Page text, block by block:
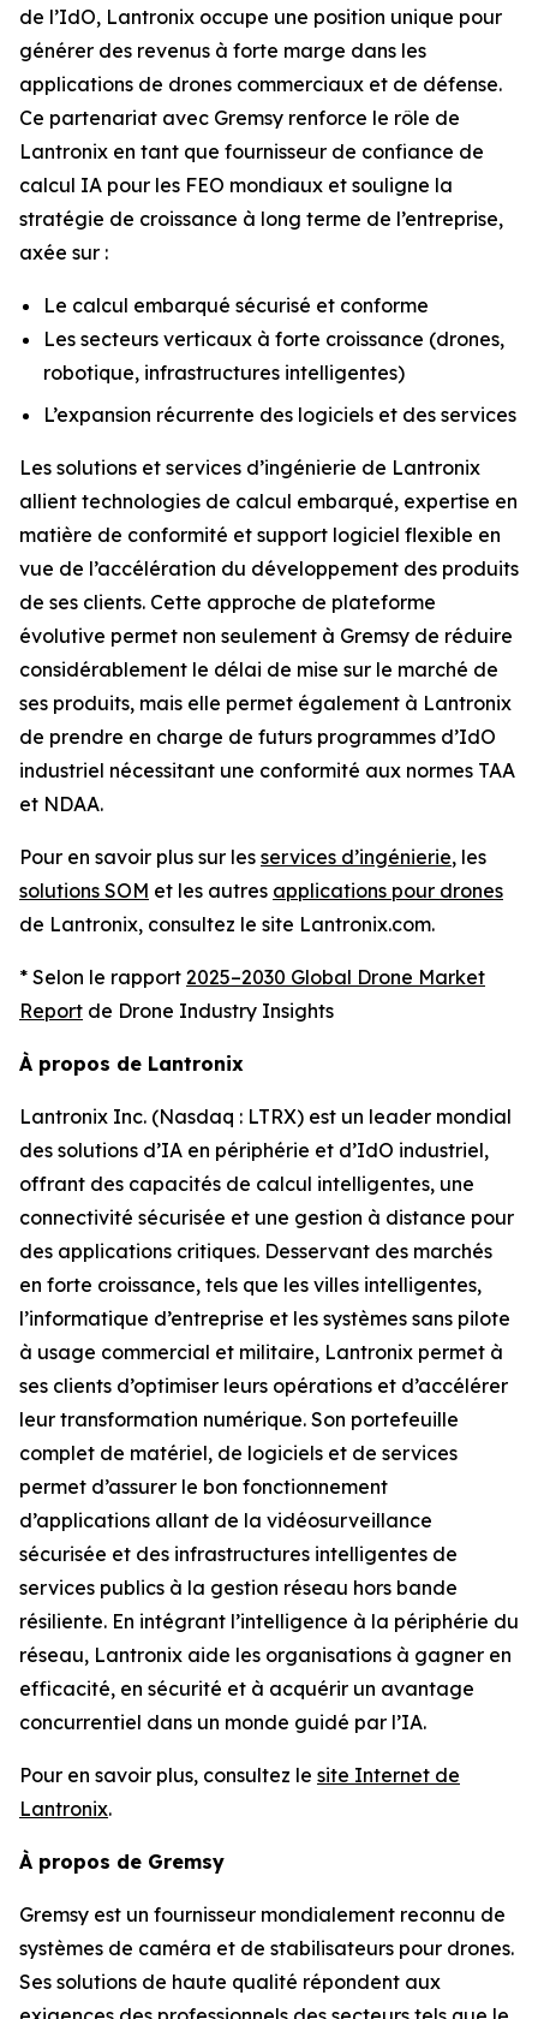
de l’IdO, Lantronix occupe une position unique pour
générer des revenus à forte marge dans les
applications de drones commerciaux et de défense.
Ce partenariat avec Gremsy renforce le rôle de
Lantronix en tant que fournisseur de confiance de
calcul IA pour les FEO mondiaux et souligne la
stratégie de croissance à long terme de l’entreprise,
axée sur :
Le calcul embarqué sécurisé et conforme
Les secteurs verticaux à forte croissance (drones,
robotique, infrastructures intelligentes)
L’expansion récurrente des logiciels et des services
Les solutions et services d’ingénierie de Lantronix
allient technologies de calcul embarqué, expertise en
matière de conformité et support logiciel flexible en
vue de l’accélération du développement des produits
de ses clients. Cette approche de plateforme
évolutive permet non seulement à Gremsy de réduire
considérablement le délai de mise sur le marché de
ses produits, mais elle permet également à Lantronix
de prendre en charge de futurs programmes d’IdO
industriel nécessitant une conformité aux normes TAA
et NDAA.
Pour en savoir plus sur les services d’ingénierie, les
solutions SOM et les autres applications pour drones
de Lantronix, consultez le site Lantronix.com.
* Selon le rapport 2025–2030 Global Drone Market
Report de Drone Industry Insights
À propos de Lantronix
Lantronix Inc. (Nasdaq : LTRX) est un leader mondial
des solutions d’IA en périphérie et d’IdO industriel,
offrant des capacités de calcul intelligentes, une
connectivité sécurisée et une gestion à distance pour
des applications critiques. Desservant des marchés
en forte croissance, tels que les villes intelligentes,
l’informatique d’entreprise et les systèmes sans pilote
à usage commercial et militaire, Lantronix permet à
ses clients d’optimiser leurs opérations et d’accélérer
leur transformation numérique. Son portefeuille
complet de matériel, de logiciels et de services
permet d’assurer le bon fonctionnement
d’applications allant de la vidéosurveillance
sécurisée et des infrastructures intelligentes de
services publics à la gestion réseau hors bande
résiliente. En intégrant l’intelligence à la périphérie du
réseau, Lantronix aide les organisations à gagner en
efficacité, en sécurité et à acquérir un avantage
concurrentiel dans un monde guidé par l’IA.
Pour en savoir plus, consultez le site Internet de
Lantronix.
À propos de Gremsy
Gremsy est un fournisseur mondialement reconnu de
systèmes de caméra et de stabilisateurs pour drones.
Ses solutions de haute qualité répondent aux